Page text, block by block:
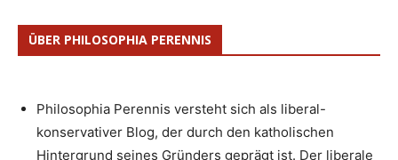
ÜBER PHILOSOPHIA PERENNIS
Philosophia Perennis versteht sich als liberal-
konservativer Blog, der durch den katholischen
Hintergrund seines Gründers geprägt ist. Der liberale